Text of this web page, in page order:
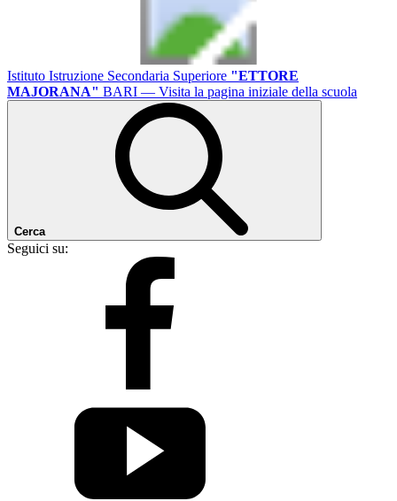
Istituto Istruzione Secondaria Superiore "ETTORE
MAJORANA" BARI — Visita la pagina iniziale della scuola
Cerca
Seguici su: